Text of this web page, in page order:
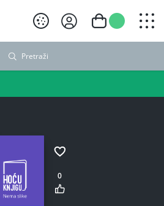
Pretraži
0